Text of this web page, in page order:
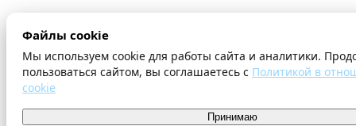
Файлы cookie
Мы используем cookie для работы сайта и аналитики.
пользоваться сайтом, вы соглашаетесь с Политикой в
cookie
Принимаю
Оплата и доставка
Шиномонтаж
Контакты
...